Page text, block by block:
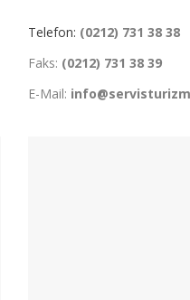
Telefon: (0212) 731 38 38
Faks: (0212) 731 38 39
E-Mail: